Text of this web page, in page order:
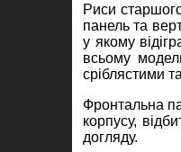
Риси
панель та
у якому
всьому
сріблястими
Фронтальна
корпусу,
догляду.